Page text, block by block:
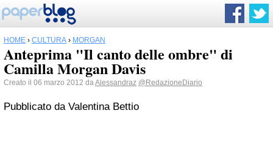
HOME › CULTURA › MORGAN
Anteprima "Il canto delle ombre" di
Camilla Morgan Davis
Creato il 06 marzo 2012 daAlessandraz @RedazioneDiario
Pubblicato da Valentina Bettio